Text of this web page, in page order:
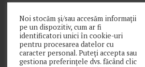
021.340.0442
Noi stocăm și/sau accesăm informații
pe un dispozitiv, cum ar fi
identificatori unici în cookie-uri
pentru procesarea datelor cu
caracter personal. Puteți accepta sau
gestiona preferințele dvs. făcând clic